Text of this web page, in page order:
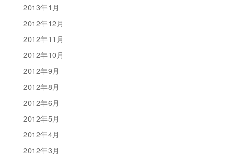
2013年1月
2012年12月
2012年11月
2012年10月
2012年9月
2012年8月
2012年6月
2012年5月
2012年4月
2012年3月